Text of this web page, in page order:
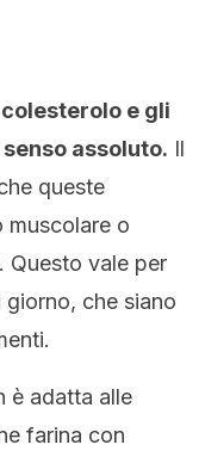
e gli
assoluto. Il
queste
muscolare o
Questo vale per
che siano
è adatta alle
farina con